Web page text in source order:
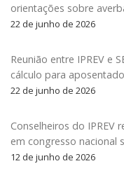
orientações sobre
22 de junho de 2026
Reunião entre IPREV e
cálculo para
22 de junho de 2026
Conselheiros do IPREV
em congresso nacional
12 de junho de 2026